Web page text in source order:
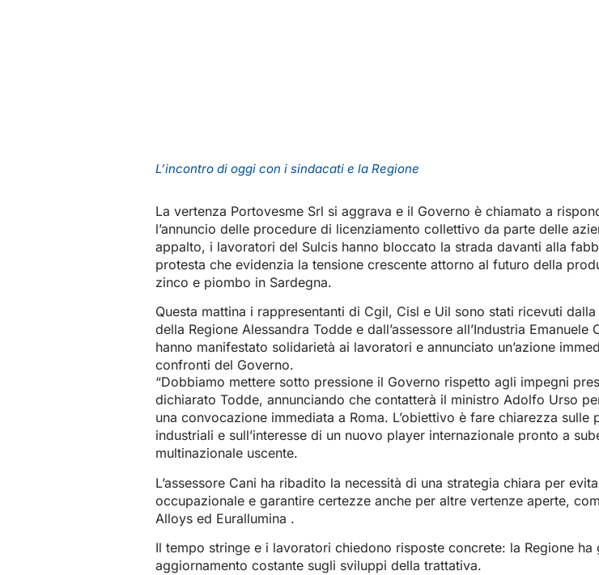
L’incontro di oggi con i sindacati e la Regione
La vertenza Portovesme Srl si aggrava e il Governo è chiamato a
l’annuncio delle procedure di licenziamento collettivo da parte delle
appalto, i lavoratori del Sulcis hanno bloccato la strada davanti alla
protesta che evidenzia la tensione crescente attorno al futuro della
zinco e piombo in Sardegna.
Questa mattina i rappresentanti di Cgil, Cisl e Uil sono stati ricevuti
della Regione Alessandra Todde e dall’assessore all’Industria Emanuele
hanno manifestato solidarietà ai lavoratori e annunciato un’azione
confronti del Governo.
“Dobbiamo mettere sotto pressione il Governo rispetto agli impegni
dichiarato Todde, annunciando che contatterà il ministro Adolfo Urso
una convocazione immediata a Roma. L’obiettivo è fare chiarezza sulle
industriali e sull’interesse di un nuovo player internazionale pronto a
multinazionale uscente.
L’assessore Cani ha ribadito la necessità di una strategia chiara per
occupazionale e garantire certezze anche per altre vertenze aperte,
Alloys ed Eurallumina .
Il tempo stringe e i lavoratori chiedono risposte concrete: la Regione ha
aggiornamento costante sugli sviluppi della trattativa.